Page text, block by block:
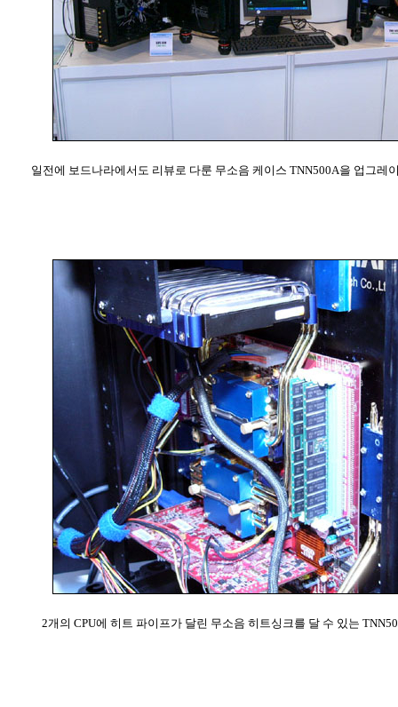
일전에 보드나라에서도 리뷰로 다룬 무소음 케이스 TNN500A을 업그레
2개의 CPU에 히트 파이프가 달린 무소음 히트싱크를 달 수 있는